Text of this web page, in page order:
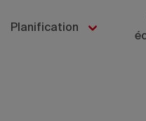
Planification